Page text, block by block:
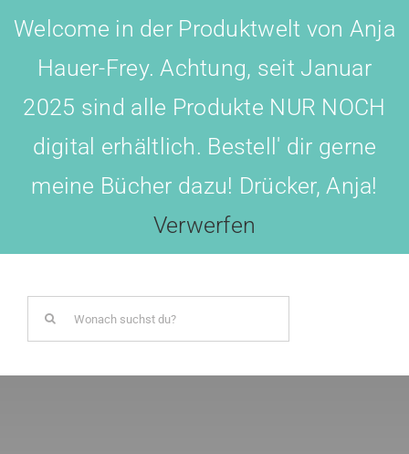
Welcome in der Produktwelt von Anja
Hauer-Frey. Achtung, seit Januar
2025 sind alle Produkte NUR NOCH
digital erhältlich. Bestell' dir gerne
meine Bücher dazu! Drücker, Anja!
Verwerfen
content
Search
for:
BOTSCHAFTER WERDEN!